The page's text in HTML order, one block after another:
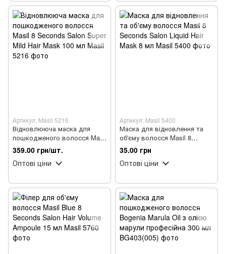
Артикул: Masil 5216
Відновлююча маска для
пошкодженого волосся Masil
8 Seconds Salon Super Mild
Hair Mask 100 мл
359.00 грн/шт.
Оптові ціни
Артикул: Masil 5400
Маска для відновлення та
об'єму волосся Masil 8
Seconds Salon Liquid Hair
Mask 8 мл
35.00 грн
Оптові ціни